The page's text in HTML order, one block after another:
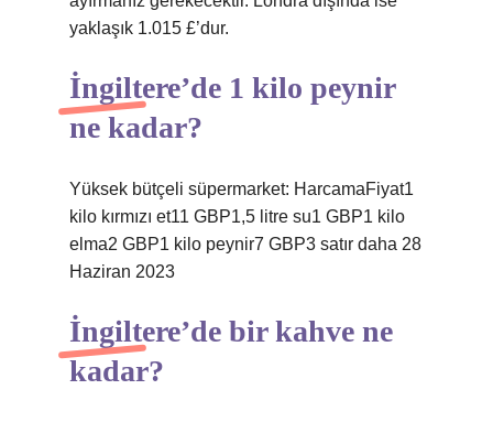
yaklaşık 1.015 £’dur.
İngiltere’de 1 kilo peynir
ne kadar?
Yüksek bütçeli süpermarket: HarcamaFiyat1
kilo kırmızı et11 GBP1,5 litre su1 GBP1 kilo
elma2 GBP1 kilo peynir7 GBP3 satır daha 28
Haziran 2023
İngiltere’de bir kahve ne
kadar?